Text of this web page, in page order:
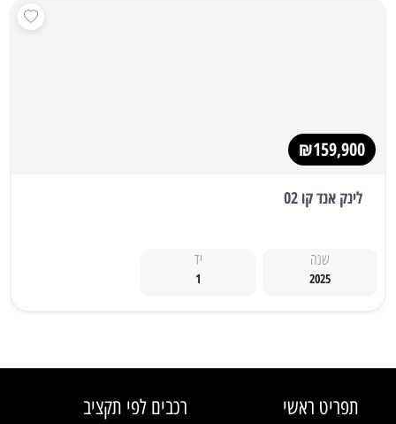
₪159,900
לינק אנד קו 02
שנה
2025
יד
1
תפריט ראשי רכבים לפי תקציב